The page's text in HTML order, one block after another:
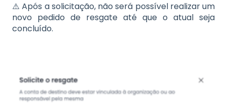
⚠️ Após a solicitação, não será possível realizar um
novo pedido de resgate até que o atual seja
concluído.